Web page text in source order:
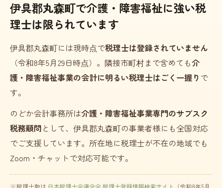
伊具郡丸森町で介護・障害福祉に強い税
理士は限られています
伊具郡丸森町には現時点で税理士は登録されていません
（令和8年5月29日時点）。隣接市町村まで含めても介
護・障害福祉事業の会計に明るい税理士はごく一握り で
す。
のどか会計事務所は介護・障害福祉事業専門のサブスク
税務顧問 として、伊具郡丸森町の事業者様にも全国対応
でご支援しています。所在地に税理士が不在の地域でも
Zoom・チャットで対応可能です。
※税理士数は 日本税理士会連合会 税理士登録情報検索サイト （令和8年5月